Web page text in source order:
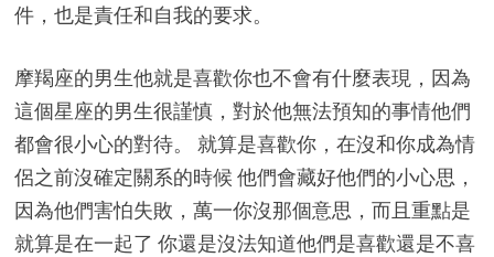
件，也是責任和自我的要求。
摩羯座的男生他就是喜歡你也不會有什麼表現，因為
這個星座的男生很謹慎，對於他無法預知的事情他們
都會很小心的對待。 就算是喜歡你，在沒和你成為情
侶之前沒確定關系的時候 他們會藏好他們的小心思，
因為他們害怕失敗，萬一你沒那個意思，而且重點是
就算是在一起了 你還是沒法知道他們是喜歡還是不喜